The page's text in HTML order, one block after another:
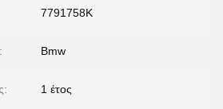
7791758K
Bmw
1 έτος